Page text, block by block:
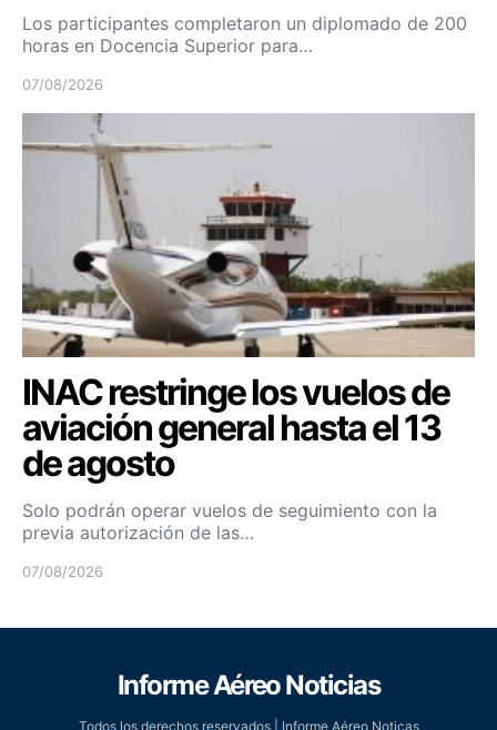
Los participantes completaron un diplomado de 200
horas en Docencia Superior para…
07/08/2026
INAC restringe los vuelos de
aviación general hasta el 13
de agosto
Solo podrán operar vuelos de seguimiento con la
previa autorización de las…
07/08/2026
Informe Aéreo Noticias
Todos los derechos reservados | Informe Aéreo Noticas